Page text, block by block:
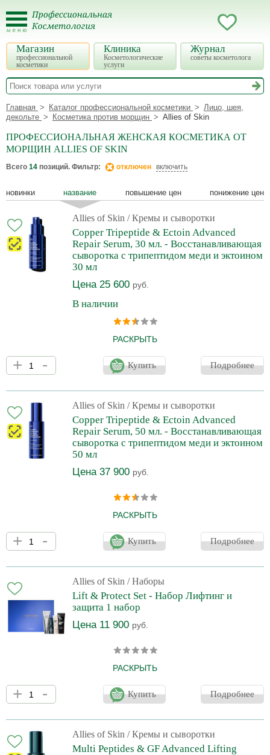
Магазин
профессиональной
косметики
Клиника
Косметологические
услуги
Журнал
советы косметолога
Главная Каталог профессиональной косметики
Лицо, шея,
декольте
Косметика против морщин Allies of Skin
ПРОФЕССИОНАЛЬНАЯ ЖЕНСКАЯ КОСМЕТИКА ОТ
МОРЩИН ALLIES OF SKIN
Всего 14 позиций. Фильтр: отключен включить
новинки название повышение цен понижение цен
Allies of Skin / Кремы и сыворотки
Copper Tripeptide & Ectoin Advanced
Repair Serum, 30 мл. - Восстанавливающая
сыворотка с трипептидом меди и эктоином
30 мл
Цена 25 600 руб.
В наличии
РАСКРЫТЬ
Сыворотка с клинически проверенной
ультраконцентрированной формулой восстанавливает и
укрепляет кожу, минимизирует покраснение и раздражение,
кожи, особенно при высокой чувствительности и в
постпроцедурный период. При постоянном применении: -
Мгновенно увлажняет кожу. - Делает кожу гладкой и сияющей. -
Значительное улучшение качества кожи. - Устранение
покраснений и раздражений. -
+ - Купить Подробнее
Allies of Skin / Кремы и сыворотки
Copper Tripeptide & Ectoin Advanced
Repair Serum, 50 мл. - Восстанавливающая
сыворотка с трипептидом меди и эктоином
50 мл
Цена 37 900 руб.
РАСКРЫТЬ
Сыворотка с клинически проверенной
ультраконцентрированной формулой восстанавливает и
укрепляет кожу, минимизирует покраснение и раздражение,
кожи, особенно при высокой чувствительности и в
постпроцедурный период. При постоянном применении: -
Мгновенно увлажняет кожу. - Делает кожу гладкой и сияющей. -
Значительное улучшение качества кожи. - Устранение
покраснений и раздражений. -
+ - Купить Подробнее
Allies of Skin / Наборы
Lift & Protect Set - Набор Лифтинг и
защита 1 набор
Цена 11 900 руб.
РАСКРЫТЬ
Комплексный уход включающий все необходимые шаги для
поддержания молодости, упругости и здоровья кожи. В наборе:
1. Molecular Silk Amino Hydrating Cleanser, 25 ml 2. Multi Peptides
Advanced Firming Daily Treatment, 12 ml 4. The One SPF 50
Invisible Sunscreen Gel , 20 ml
+ - Купить Подробнее
Allies of Skin / Кремы и сыворотки
Multi Peptides & GF Advanced Lifting